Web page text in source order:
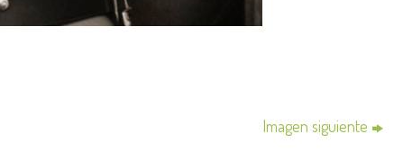
Imagen siguiente